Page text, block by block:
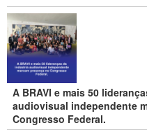
A BRAVI e mais 50
audiovisual independente
Congresso Federal.